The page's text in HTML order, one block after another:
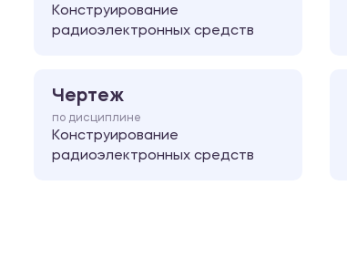
Конструирование
радиоэлектронных средств
Чертеж
по дисциплине
Конструирование
радиоэлектронных средств